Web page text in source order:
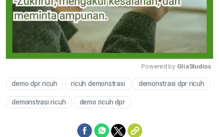
Mute
Powered by GliaStudios
demo dpr ricuh ricuh demonstrasi demonstrasi dpr ricuh
demonstrasi ricuh demo ricuh dpr